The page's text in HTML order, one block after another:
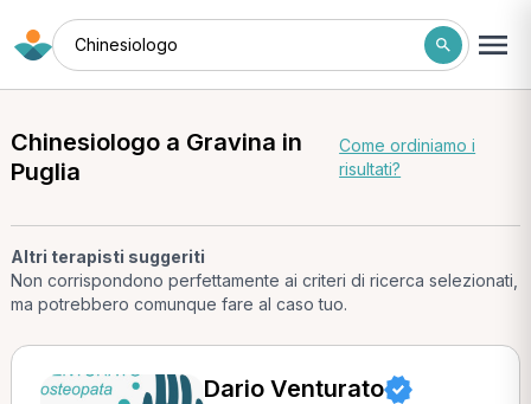
Chinesiologo
Chinesiologo a Gravina in
Puglia
Come ordiniamo i
risultati?
Altri terapisti suggeriti
Non corrispondono perfettamente ai criteri di ricerca selezionati,
ma potrebbero comunque fare al caso tuo.
Dario Venturato